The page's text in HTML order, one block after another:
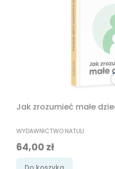
Jak zrozumieć małe
PRODUCENT
WYDAWNICTWO NATULI
Cena
64,00 zł